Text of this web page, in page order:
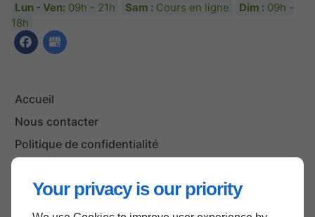
Your privacy is our priority
Lun - Ven:09h - 21h Sam :Cours en ligne Dim :09h -
18h
Accueil
Nous contacter
Politique de confidentialité